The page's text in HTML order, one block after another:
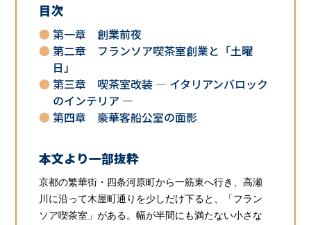
目次
第一章 創業前夜
第二章 フランソア喫茶室創業と「土曜
日」
第三章 喫茶室改装 — イタリアンバロック
のインテリア —
第四章 豪華客船公室の面影
本文より一部抜粋
京都の繁華街・四条河原町から一筋東へ行き、高瀬
川に沿って木屋町通りを少しだけ下ると、「フラン
ソア喫茶室」がある。幅が半間にも満たない小さな